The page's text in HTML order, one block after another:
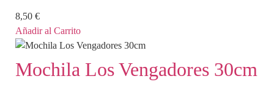
8,50 €
Añadir al Carrito
Mochila Los Vengadores 30cm